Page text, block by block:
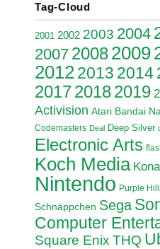
Tag-Cloud
2001 2002 2003 2004
2007 20082009
20122013 2014
201720182019
Activision Atari Bandai
Codemasters Deal Deep Silver
Electronic Arts
Koch Media
Nintendo Purple
Schnäppchen Sega
Computer
Square Enix THQ